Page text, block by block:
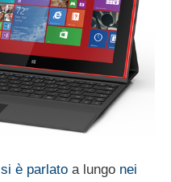
si è parlato a lungo nei